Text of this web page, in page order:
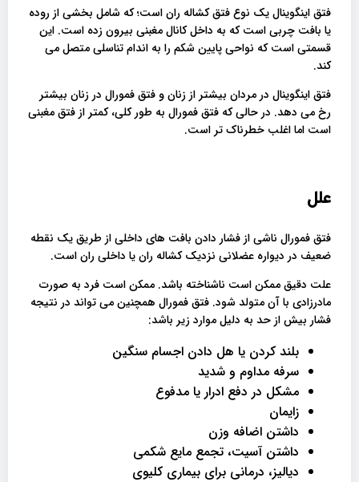
فتق اینگوینال یک نوع فتق کشاله ران است؛ که شامل بخشی از روده
یا بافت چربی است که به داخل کانال مغبنی بیرون زده است. این
قسمتی است که نواحی پایین شکم را به اندام تناسلی متصل می
کند.
فتق اینگوینال در مردان بیشتر از زنان و فتق فمورال در زنان بیشتر
رخ می دهد. در حالی که فتق فمورال به طور کلی، کمتر از فتق مغبنی
است اما اغلب خطرناک تر است.
علل
فتق فمورال ناشی از فشار دادن بافت های داخلی از طریق یک نقطه
ضعیف در دیواره عضلانی نزدیک کشاله ران یا داخلی ران است.
علت دقیق ممکن است ناشناخته باشد. ممکن است فرد به صورت
مادرزادی با آن متولد شود. فتق فمورال همچنین می تواند در نتیجه
فشار بیش از حد به دلیل موارد زیر باشد:
بلند کردن یا هل دادن اجسام سنگین
سرفه مداوم و شدید
مشکل در دفع ادرار یا مدفوع
زایمان
داشتن اضافه وزن
داشتن آسیت، تجمع مایع شکمی
دیالیز، درمانی برای بیماری کلیوی